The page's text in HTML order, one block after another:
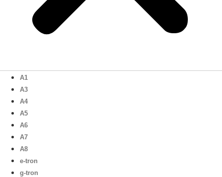
A1
A3
A4
A5
A6
A7
A8
e-tron
g-tron